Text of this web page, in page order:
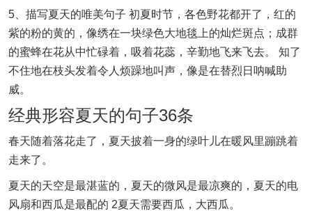
5、描写夏天的唯美句子 初夏时节，各色野花都开了，红的
紫的粉的黄的，像绣在一块绿色大地毯上的灿烂斑点；成群
的蜜蜂在花从中忙碌着，吸着花蕊，辛勤地飞来飞去。 知了
不住地在枝头发着令人烦躁地叫声，像是在替烈日呐喊助
威。
经典形容夏天的句子36条
春天随着落花走了，夏天披着一身的绿叶儿在暖风里蹦跳着
走来了。
夏天的天空是最湛蓝的，夏天的微风是最凉爽的，夏天的电
风扇和西瓜是最配的 2夏天需要西瓜，大西瓜。